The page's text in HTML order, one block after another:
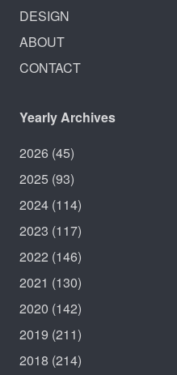
DESIGN
ABOUT
CONTACT
Yearly Archives
2026 (45)
2025 (93)
2024 (114)
2023 (117)
2022 (146)
2021 (130)
2020 (142)
2019 (211)
2018 (214)